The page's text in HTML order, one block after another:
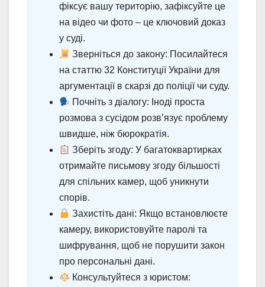
фіксує вашу територію, зафіксуйте це
на відео чи фото – це ключовий доказ
у суді.
Зверніться до закону: Посилайтеся
на статтю 32 Конституції України для
аргументації в скарзі до поліції чи суду.
Почніть з діалогу: Іноді проста
розмова з сусідом розв’язує проблему
швидше, ніж бюрократія.
Зберіть згоду: У багатоквартирках
отримайте письмову згоду більшості
для спільних камер, щоб уникнути
спорів.
Захистіть дані: Якщо встановлюєте
камеру, використовуйте паролі та
шифрування, щоб не порушити закон
про персональні дані.
Консультуйтеся з юристом: